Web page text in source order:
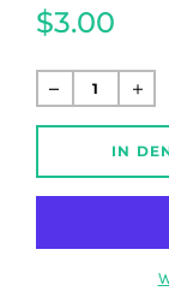
$3.00
Normaler
Preis
IN